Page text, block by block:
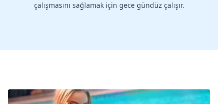
çalışmasını sağlamak için gece gündüz çalışır.